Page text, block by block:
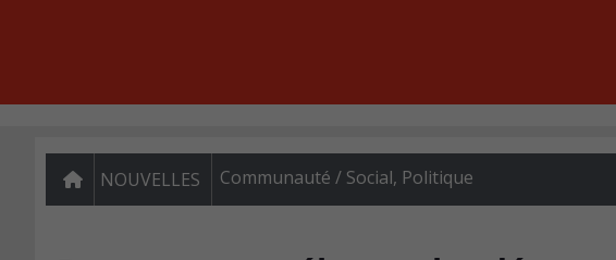
NOUVELLES Communauté / Social, Politique